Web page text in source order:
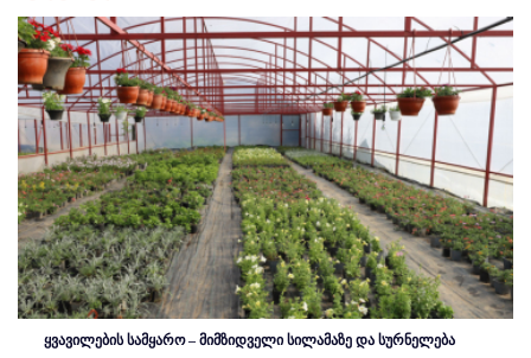
ყვავილების სამყარო – მიმზიდველი სილამაზე და სურნელება